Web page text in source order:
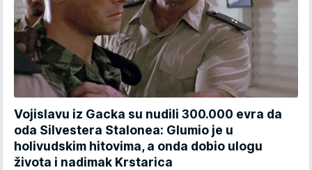
Vojislavu iz Gacka su nudili 300.000 evra da
oda Silvestera Stalonea: Glumio je u
holivudskim hitovima, a onda dobio ulogu
života i nadimak Krstarica